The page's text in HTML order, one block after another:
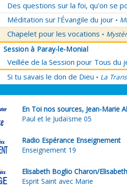
Des questions sur la foi, qu'on se
Méditation sur l'Évangile du jour •
Chapelet pour les vocations •
Session à Paray-le-Monial
Veillée de la Session pour Tous du
Si tu savais le don de Dieu • La
En Toi nos sources, Jean-Marie
Paul et le Judaïsme 05
Radio Espérance Enseignement
Enseignement 19
Elisabeth Boglio Charon/
Esprit Saint avec Marie